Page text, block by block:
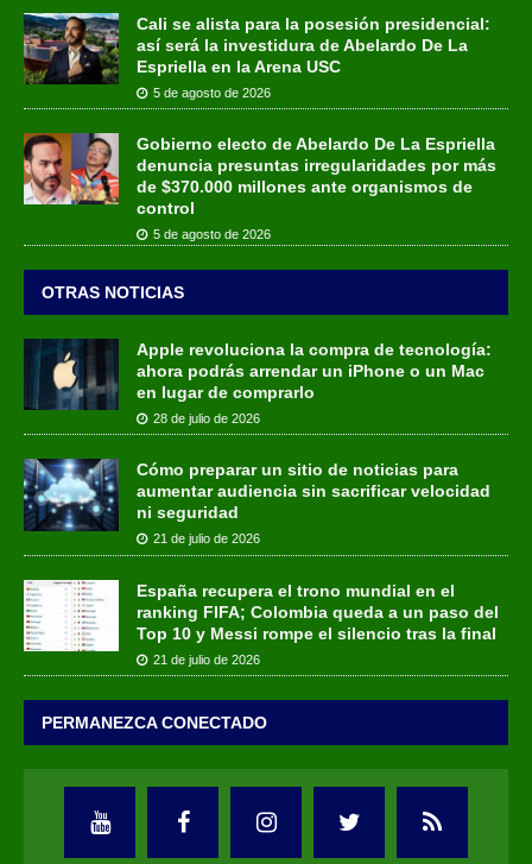
Cali se alista para la posesión presidencial:
así será la investidura de Abelardo De La
Espriella en la Arena USC
5 de agosto de 2026
Gobierno electo de Abelardo De La Espriella
denuncia presuntas irregularidades por más
de $370.000 millones ante organismos de
control
5 de agosto de 2026
OTRAS NOTICIAS
Apple revoluciona la compra de tecnología:
ahora podrás arrendar un iPhone o un Mac
en lugar de comprarlo
28 de julio de 2026
Cómo preparar un sitio de noticias para
aumentar audiencia sin sacrificar velocidad
ni seguridad
21 de julio de 2026
España recupera el trono mundial en el
ranking FIFA; Colombia queda a un paso del
Top 10 y Messi rompe el silencio tras la final
21 de julio de 2026
PERMANEZCA CONECTADO